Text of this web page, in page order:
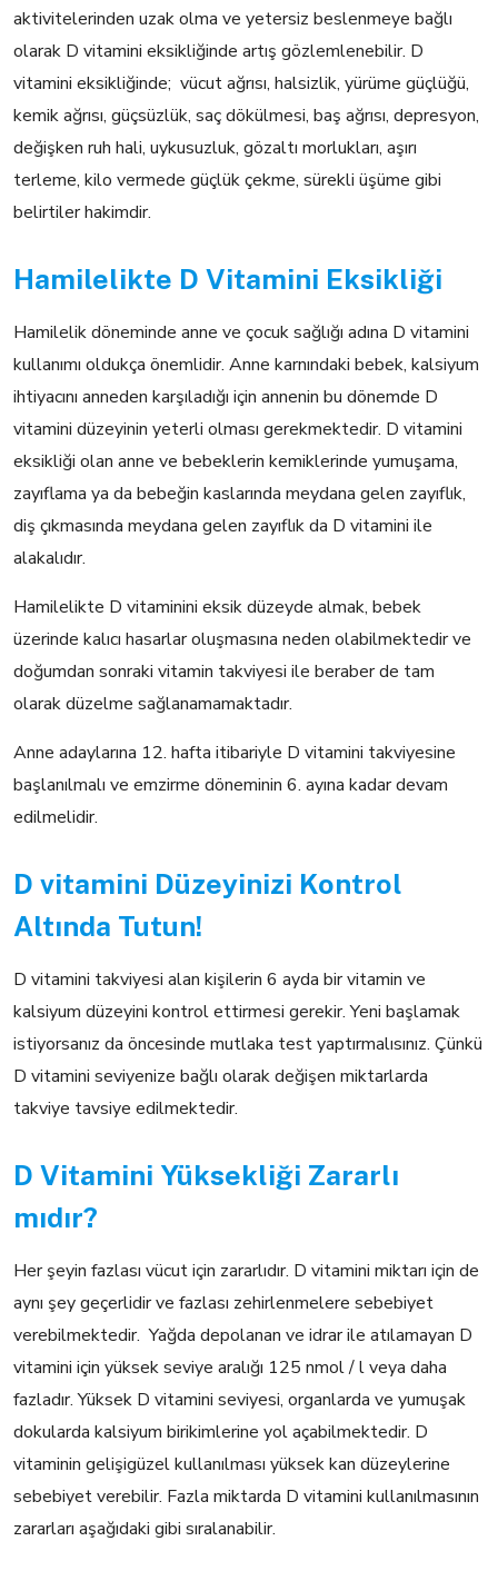
aktivitelerinden uzak olma ve yetersiz beslenmeye bağlı
olarak D vitamini eksikliğinde artış gözlemlenebilir. D
vitamini eksikliğinde; vücut ağrısı, halsizlik, yürüme güçlüğü,
kemik ağrısı, güçsüzlük, saç dökülmesi, baş ağrısı, depresyon,
değişken ruh hali, uykusuzluk, gözaltı morlukları, aşırı
terleme, kilo vermede güçlük çekme, sürekli üşüme gibi
belirtiler hakimdir.
Hamilelikte D Vitamini Eksikliği
Hamilelik döneminde anne ve çocuk sağlığı adına D vitamini
kullanımı oldukça önemlidir. Anne karnındaki bebek, kalsiyum
ihtiyacını anneden karşıladığı için annenin bu dönemde D
vitamini düzeyinin yeterli olması gerekmektedir. D vitamini
eksikliği olan anne ve bebeklerin kemiklerinde yumuşama,
zayıflama ya da bebeğin kaslarında meydana gelen zayıflık,
diş çıkmasında meydana gelen zayıflık da D vitamini ile
alakalıdır.
Hamilelikte D vitaminini eksik düzeyde almak, bebek
üzerinde kalıcı hasarlar oluşmasına neden olabilmektedir ve
doğumdan sonraki vitamin takviyesi ile beraber de tam
olarak düzelme sağlanamamaktadır.
Anne adaylarına 12. hafta itibariyle D vitamini takviyesine
başlanılmalı ve emzirme döneminin 6. ayına kadar devam
edilmelidir.
D vitamini Düzeyinizi Kontrol
Altında Tutun!
D vitamini takviyesi alan kişilerin 6 ayda bir vitamin ve
kalsiyum düzeyini kontrol ettirmesi gerekir. Yeni başlamak
istiyorsanız da öncesinde mutlaka test yaptırmalısınız. Çünkü
D vitamini seviyenize bağlı olarak değişen miktarlarda
takviye tavsiye edilmektedir.
D Vitamini Yüksekliği Zararlı
mıdır?
Her şeyin fazlası vücut için zararlıdır. D vitamini miktarı için de
aynı şey geçerlidir ve fazlası zehirlenmelere sebebiyet
verebilmektedir. Yağda depolanan ve idrar ile atılamayan D
vitamini için yüksek seviye aralığı 125 nmol / l veya daha
fazladır. Yüksek D vitamini seviyesi, organlarda ve yumuşak
dokularda kalsiyum birikimlerine yol açabilmektedir. D
vitaminin gelişigüzel kullanılması yüksek kan düzeylerine
sebebiyet verebilir. Fazla miktarda D vitamini kullanılmasının
zararları aşağıdaki gibi sıralanabilir.